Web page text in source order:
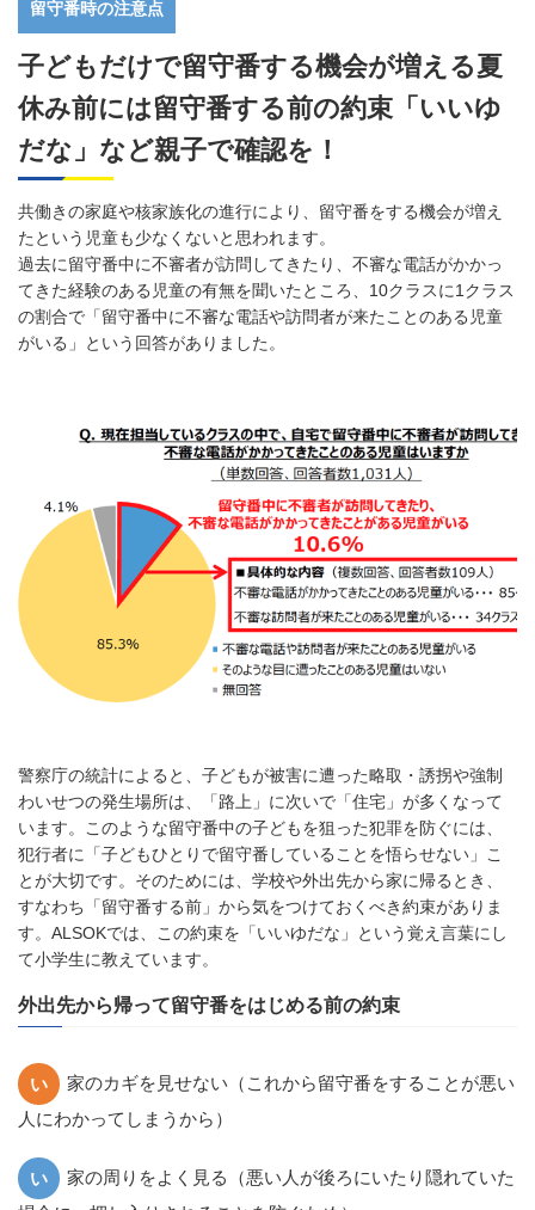
留守番時の注意点
子どもだけで留守番する機会が増える夏
休み前には留守番する前の約束「いいゆ
だな」など親子で確認を！
共働きの家庭や核家族化の進行により、留守番をする機会が増え
たという児童も少なくないと思われます。
過去に留守番中に不審者が訪問してきたり、不審な電話がかかっ
てきた経験のある児童の有無を聞いたところ、10クラスに1クラス
の割合で「留守番中に不審な電話や訪問者が来たことのある児童
がいる」という回答がありました。
警察庁の統計によると、子どもが被害に遭った略取・誘拐や強制
わいせつの発生場所は、「路上」に次いで「住宅」が多くなって
います。このような留守番中の子どもを狙った犯罪を防ぐには、
犯行者に「子どもひとりで留守番していることを悟らせない」こ
とが大切です。そのためには、学校や外出先から家に帰るとき、
すなわち「留守番する前」から気をつけておくべき約束がありま
す。ALSOKでは、この約束を「いいゆだな」という覚え言葉にし
て小学生に教えています。
外出先から帰って留守番をはじめる前の約束
い
家のカギを見せない（これから留守番をすることが悪い
人にわかってしまうから）
い
家の周りをよく見る（悪い人が後ろにいたり隠れていた